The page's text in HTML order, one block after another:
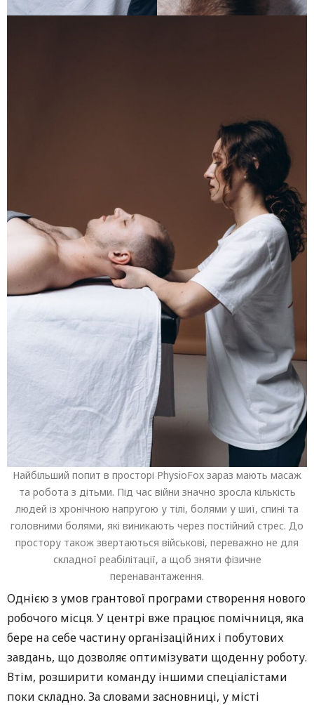
Найбільший попит в просторі PhysioFox зараз мають масаж
та робота з дітьми. Під час війни значно зросла кількість
людей із хронічною напругою у тілі, болями у шиї, спині та
головними болями, які виникають через постійний стрес. До
простору також звертаються військові, переважно не для
складної реабілітації, а щоб зняти фізичне
перенавантаження.
Однією з умов грантової програми створення нового
робочого місця. У центрі вже працює помічниця, яка
бере на себе частину організаційних і побутових
завдань, що дозволяє оптимізувати щоденну роботу.
Втім, розширити команду іншими спеціалістами
поки складно. За словами засновниці, у місті